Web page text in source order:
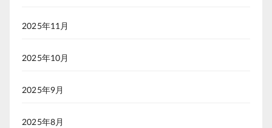
2025年11月
2025年10月
2025年9月
2025年8月